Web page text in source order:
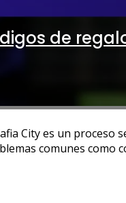
de
City es un
comunes como